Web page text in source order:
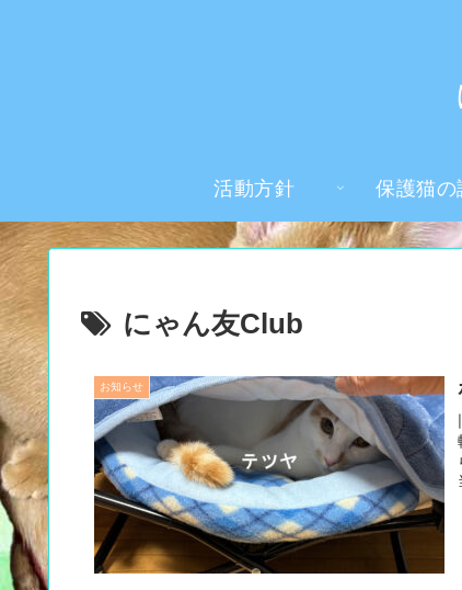
活動方針 保護猫の
にゃん友Club
お知らせ